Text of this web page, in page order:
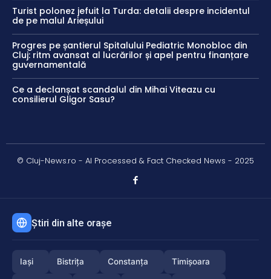
Turist polonez jefuit la Turda: detalii despre incidentul
de pe malul Arieșului
Progres pe șantierul Spitalului Pediatric Monobloc din
Cluj: ritm avansat al lucrărilor și apel pentru finanțare
guvernamentală
Ce a declanșat scandalul din Mihai Viteazu cu
consilierul Gligor Sasu?
© Cluj-News.ro - AI Processed & Fact Checked News - 2025
Știri din alte orașe
Iași Bistrița Constanța Timișoara